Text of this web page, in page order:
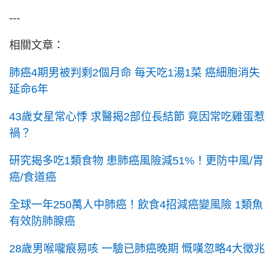
---
相關文章：
肺癌4期男被判剩2個月命 每天吃1湯1菜 癌細胞消失
延命6年
43歲女星常心悸 求醫揭2部位長結節 竟因常吃雞蛋惹
禍？
研究揭多吃1類食物 患肺癌風險減51%！更防中風/胃
癌/食道癌
全球一年250萬人中肺癌！飲食4招減癌變風險 1類魚
有效防肺腺癌
28歲男喉嚨痕易咳 一驗已肺癌晚期 慨嘆忽略4大徵兆